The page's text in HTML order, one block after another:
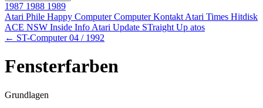
1987 1988 1989
Atari Phile Happy ComputerComputer Kontakt Atari Times Hitdisk
ACE NSW Inside Info Atari Update STraight Up atos
← ST-Computer 04 / 1992
Fensterfarben
Grundlagen